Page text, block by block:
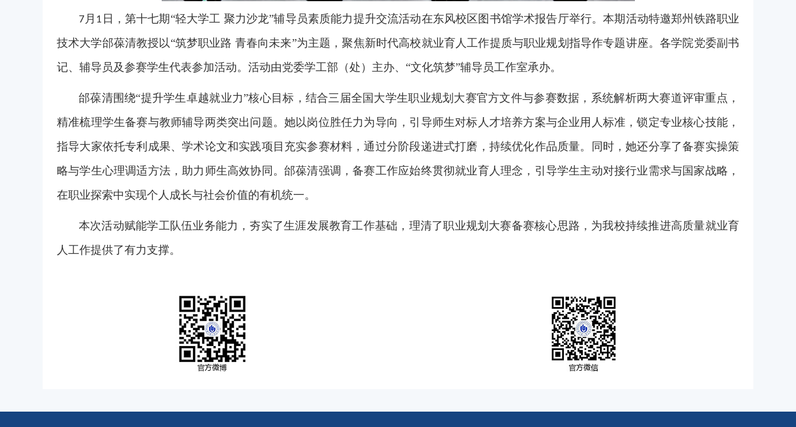
7 月 1 日，第十七期“轻大学工 聚力沙龙”辅导员素质能力提升交流活动在东风校区图书馆学术报告厅举行。本期活动特邀郑州铁路职业
技术大学邰葆清教授以“筑梦职业路 青春向未来”为主题，聚焦新时代高校就业育人工作提质与职业规划指导作专题讲座。各学院党委副书
记、辅导员及参赛学生代表参加活动。活动由党委学工部（处）主办、“文化筑梦”辅导员工作室承办。
邰葆清围绕“提升学生卓越就业力”核心目标，结合三届全国大学生职业规划大赛官方文件与参赛数据，系统解析两大赛道评审重点，
精准梳理学生备赛与教师辅导两类突出问题。她以岗位胜任力为导向，引导师生对标人才培养方案与企业用人标准，锁定专业核心技能，
指导大家依托专利成果、学术论文和实践项目充实参赛材料，通过分阶段递进式打磨，持续优化作品质量。同时，她还分享了备赛实操策
略与学生心理调适方法，助力师生高效协同。邰葆清强调，备赛工作应始终贯彻就业育人理念，引导学生主动对接行业需求与国家战略，
在职业探索中实现个人成长与社会价值的有机统一。
本次活动赋能学工队伍业务能力，夯实了生涯发展教育工作基础，理清了职业规划大赛备赛核心思路，为我校持续推进高质量就业育
人工作提供了有力支撑。